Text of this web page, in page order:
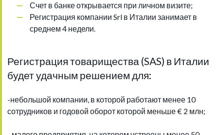
Счет в банке открывается при личном визите;
Регистрация компании Srl в Италии занимает в
среднем 4 недели.
Регистрация товарищества (SAS) в Италии
будет удачным решением для:
-небольшой компании, в которой работают менее 10
сотрудников и годовой оборот которой меньше € 2 млн;